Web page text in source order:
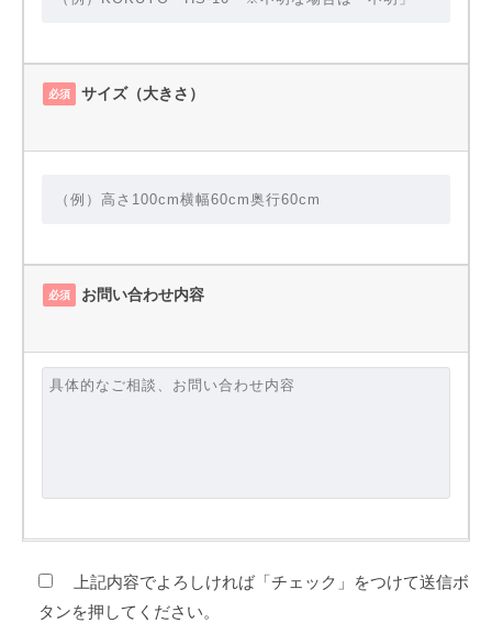
必須 サイズ（大きさ）
必須 お問い合わせ内容
上記内容でよろしければ「チェック」をつけて送信ボ
タンを押してください。